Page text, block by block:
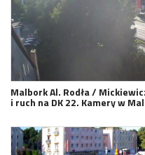
Malbork Al. Rodła /
i ruch na DK 22. Kamery w